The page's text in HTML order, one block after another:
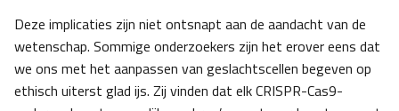
Deze implicaties zijn niet ontsnapt aan de aandacht van de
wetenschap. Sommige onderzoekers zijn het erover eens dat
we ons met het aanpassen van geslachtscellen begeven op
ethisch uiterst glad ijs. Zij vinden dat elk CRISPR-Cas9-